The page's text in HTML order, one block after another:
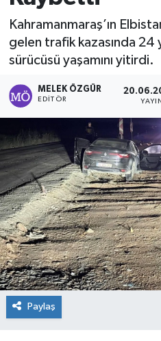
Kahramanmaraş’ın
gelen trafik kazasında 24
sürücüsü yaşamını yitirdi.
MELEK ÖZGÜR
EDITÖR
Paylaş
Sağlık
Spor
Tarih - Kültür - Sanat -
Yaşam